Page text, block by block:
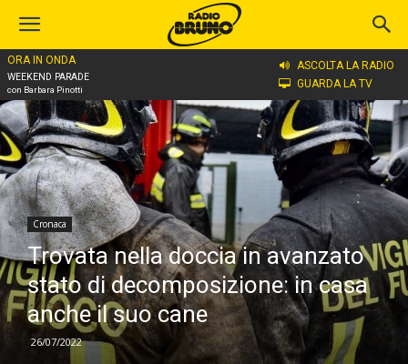
ORA IN ONDA
WEEKEND PARADE
con Barbara Pinotti
ASCOLTA LA RADIO
GUARDA LA TV
Home
Cronaca
Trovata nella doccia in avanzato
stato di decomposizione: in casa
anche il suo cane
26/07/2022